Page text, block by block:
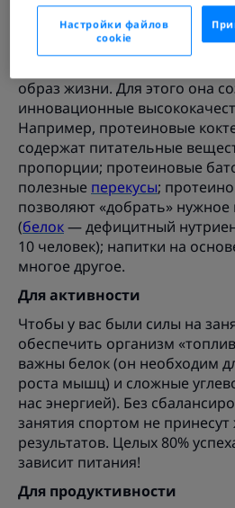
Компания Herbalife имеет
цель — сделать так, чтобы
образ жизни. Для этого она
инновационные
Например, протеиновые
содержат питательные
пропорции; протеиновые
полезные перекусы;
позволяют «добрать» нужное
(белок— дефицитный
10 человек); напитки на
многое другое.
Для активности
Чтобы у вас были силы на
обеспечить организм
важны белок (он необходим
роста мышц) и сложные
нас энергией). Без
занятия спортом не
результатов. Целых 80%
зависит питания!
Для продуктивности
Настройки файлов
cookie